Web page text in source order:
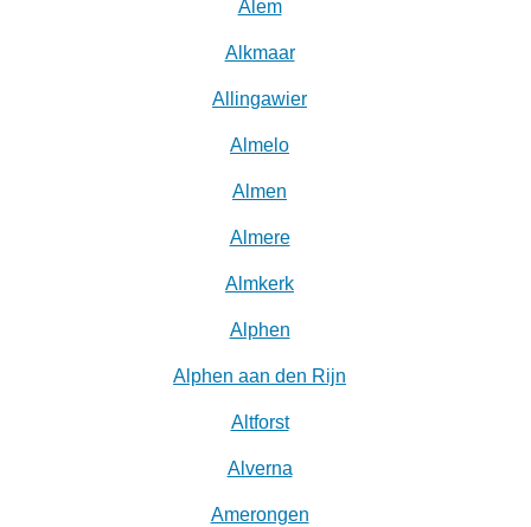
Alem
Alkmaar
Allingawier
Almelo
Almen
Almere
Almkerk
Alphen
Alphen aan den Rijn
Altforst
Alverna
Amerongen